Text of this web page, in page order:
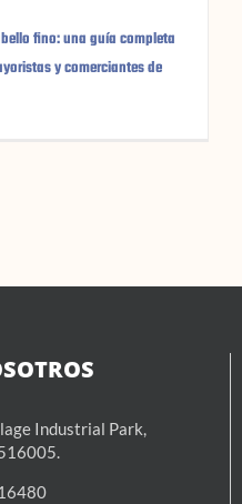
fino: una guía completa
y comerciantes de
Industrial Park,